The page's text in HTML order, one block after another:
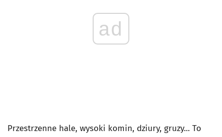
ad
Przestrzenne hale, wysoki komin, dziury, gruzy... To